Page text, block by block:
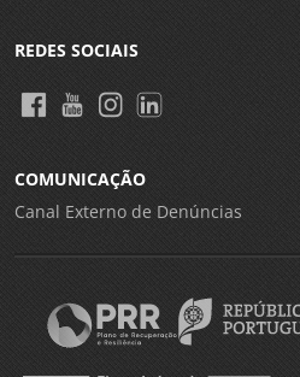
REDES SOCIAIS
COMUNICAÇÃO
Canal Externo de Denúncias